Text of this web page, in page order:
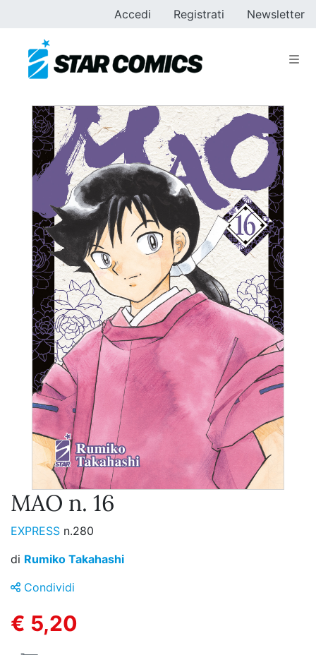
Accedi Registrati Newsletter
MAO n. 16
EXPRESS n.280
di Rumiko Takahashi
Condividi
€ 5,20